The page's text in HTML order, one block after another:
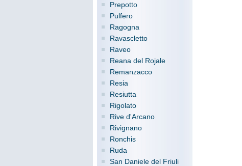
Prepotto
Pulfero
Ragogna
Ravascletto
Raveo
Reana del Rojale
Remanzacco
Resia
Resiutta
Rigolato
Rive d'Arcano
Rivignano
Ronchis
Ruda
San Daniele del Friuli